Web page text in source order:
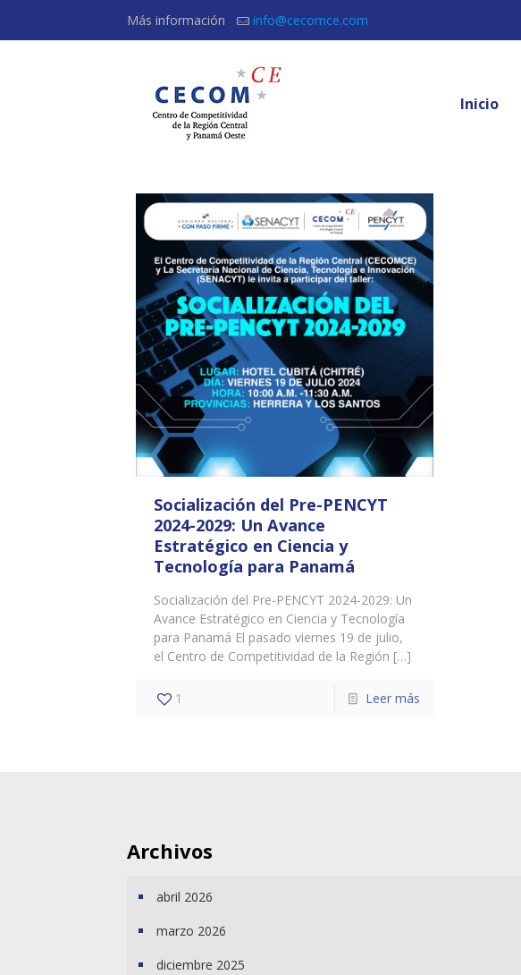
Más información info@cecomce.com
Inicio
Socialización del Pre-PENCYT
2024-2029: Un Avance
Estratégico en Ciencia y
Tecnología para Panamá
Socialización del Pre-PENCYT 2024-2029: Un
Avance Estratégico en Ciencia y Tecnología
para Panamá El pasado viernes 19 de julio,
el Centro de Competitividad de la Región […]
1 Leer más
Archivos
abril 2026
marzo 2026
diciembre 2025